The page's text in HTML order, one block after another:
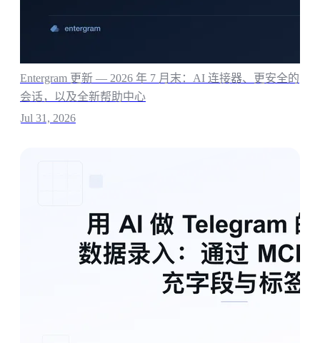
Entergram 更新 — 2026 年 7 月末：AI 连接器、更安全的
会话，以及全新帮助中心
Jul 31, 2026